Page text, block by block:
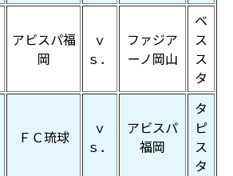
アビスパ福
岡
ｖ
ｓ．
ファジア
ーノ岡山
ベ
ス
ス
タ
ＦＣ琉球
ｖ
ｓ．
アビスパ
福岡
タ
ピ
ス
タ